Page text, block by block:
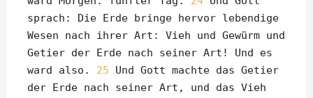
sprach: Die Erde bringe hervor lebendige
Wesen nach ihrer Art: Vieh und Gewürm und
Getier der Erde nach seiner Art! Und es
ward also. 25 Und Gott machte das Getier
der Erde nach seiner Art, und das Vieh